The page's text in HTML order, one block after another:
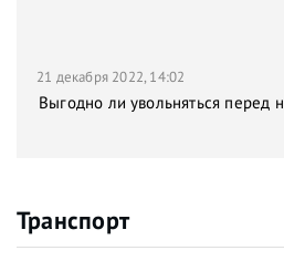
21 декабря 2022, 14:02
Выгодно ли увольняться перед
Транспорт